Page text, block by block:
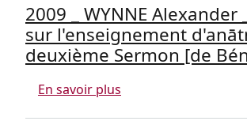
2009 _ WYNNE Alexander
sur l'enseignement
deuxième Sermon [de
En savoir plus